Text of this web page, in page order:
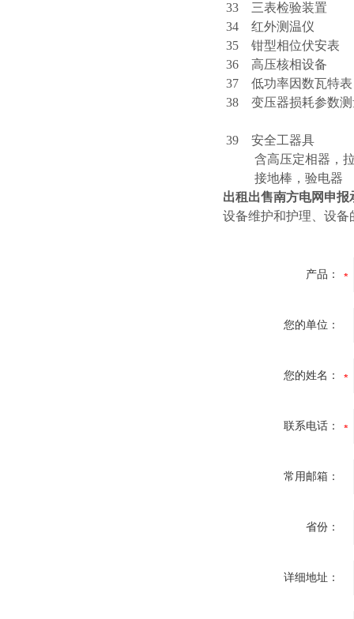
33 三表检验
34 红外测
35 钳型相位
36 高压核相
37 低功率因
38 变压器损耗
39 安全工器具
含高压定相器，拉
接地棒
出租出售南方电网申
设备维护和护理、设
产品：
您的单位：
您的姓名：
联系电话：
常用邮箱：
省份：
详细地址：